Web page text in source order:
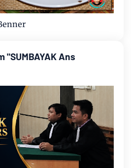
"SUMBAYAK Ans